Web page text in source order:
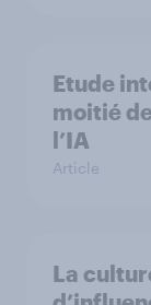
Etude
moitié
l’IA
Article
La